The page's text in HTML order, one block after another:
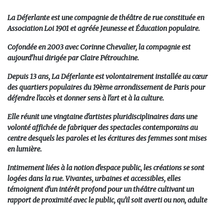
La Déferlante est une compagnie de théâtre de rue constituée en
Association Loi 1901 et agréée Jeunesse et Éducation populaire.
Cofondée en 2003 avec Corinne Chevalier, la compagnie est
aujourd'hui dirigée par Claire Pétrouchine.
Depuis 13 ans, La Déferlante est volontairement installée au cœur
des quartiers populaires du 19ème arrondissement de Paris pour
défendre l'accès et donner sens à l'art et à la culture.
Elle réunit une vingtaine d'artistes pluridisciplinaires dans une
volonté affichée de fabriquer des spectacles contemporains au
centre desquels les paroles et les écritures des femmes sont mises
en lumière.
Intimement liées à la notion d'espace public, les créations se sont
logées dans la rue. Vivantes, urbaines et accessibles, elles
témoignent d'un intérêt profond pour un théâtre cultivant un
rapport de proximité avec le public, qu'il soit averti ou non, adulte